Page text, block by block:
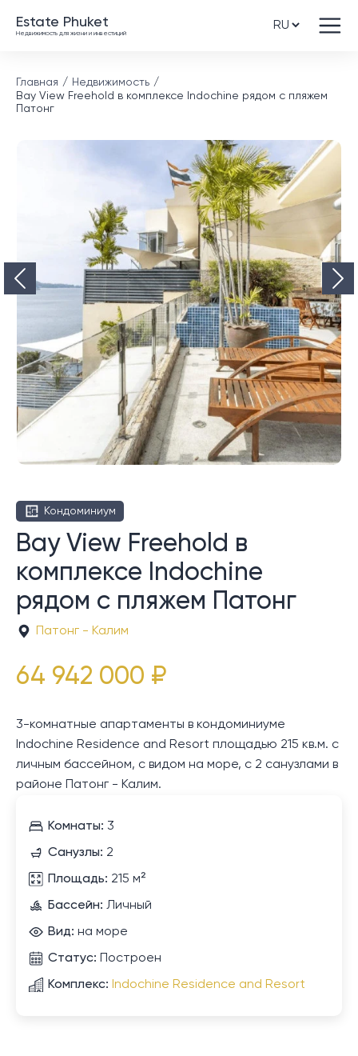
Estate Phuket
Недвижимость для жизни и инвестиций
Главная
Недвижимость
Bay View Freehold в комплексе Indochine рядом с пляжем
Патонг
Кондоминиум
Bay View Freehold в
комплексе Indochine
рядом с пляжем Патонг
Патонг - Калим
64 942 000 ₽
3-комнатные апартаменты в кондоминиуме
Indochine Residence and Resort площадью 215 кв.м. с
личным бассейном, с видом на море, с 2 санузлами в
районе Патонг - Калим.
Комнаты: 3
Санузлы: 2
Площадь: 215 м²
Бассейн: Личный
Вид: на море
Статус: Построен
Комплекс: Indochine Residence and Resort